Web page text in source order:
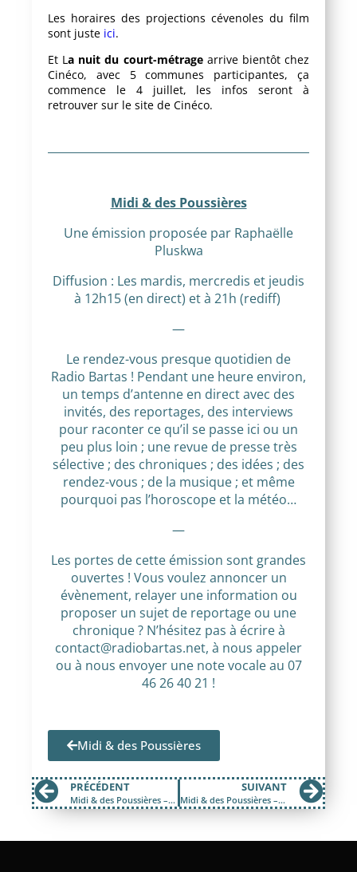
Les horaires des projections cévenoles du film
sont juste ici.
Et La nuit du court-métragearrive bientôt chez
Cinéco, avec 5 communes participantes, ça
commence le 4 juillet, les infos seront à
retrouver sur le site de Cinéco.
Midi & des Poussières
Une émission proposée par Raphaëlle
Pluskwa
Diffusion : Les mardis, mercredis et jeudis
à 12h15 (en direct) et à 21h (rediff)
—
Le rendez-vous presque quotidien de
Radio Bartas ! Pendant une heure environ,
un temps d’antenne en direct avec des
invités, des reportages, des interviews
pour raconter ce qu’il se passe ici ou un
peu plus loin ; une revue de presse très
sélective ; des chroniques ; des idées ; des
rendez-vous ; de la musique ; et même
pourquoi pas l’horoscope et la météo…
—
Les portes de cette émission sont grandes
ouvertes ! Vous voulez annoncer un
évènement, relayer une information ou
proposer un sujet de reportage ou une
chronique ? N’hésitez pas à écrire à
contact@radiobartas.net, à nous appeler
ou à nous envoyer une note vocale au 07
46 26 40 21 !
Midi & des Poussières
PRÉCÉDENT
Midi & des Poussières – Mardi 9 juin 2026
SUIVANT
Midi & des Poussières – Jeudi 11 juin 2026